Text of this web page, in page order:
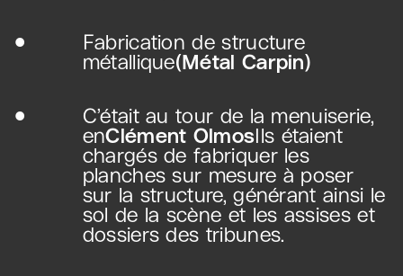
Fabrication de structure
métallique(Métal Carpin)
C’était au tour de la menuiserie,
enClément OlmosIls étaient
chargés de fabriquer les
planches sur mesure à poser
sur la structure, générant ainsi le
sol de la scène et les assises et
dossiers des tribunes.